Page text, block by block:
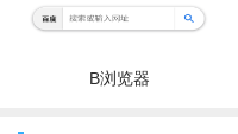
B浏览器